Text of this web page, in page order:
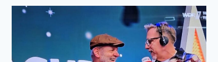
DER
DJK-
1919